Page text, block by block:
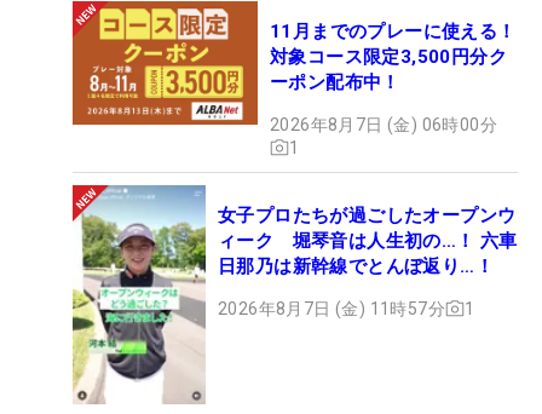
11月までのプレーに使える！
対象コース限定3,500円分ク
ーポン配布中！
2026年8月7日 (金) 06時00分
1
女子プロたちが過ごしたオープンウ
ィーク 堀琴音は人生初の…！ 六車
日那乃は新幹線でとんぼ返り…！
2026年8月7日 (金) 11時57分 1